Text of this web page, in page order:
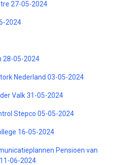
27-05-2024
2024
28-05-2024
Nederland 03-05-2024
Valk 31-05-2024
Stepco 05-05-2024
16-05-2024
Pensioen van
06-2024